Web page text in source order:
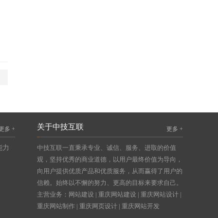
多 +
力
更多 +
关于中技互联
中技互联一直秉承专业、诚信、服务、进取的价值
观，坚持优秀的商业道德，以用户最终价值为导向，
向用户提供优质产品和优质服务，从而赢得了用户的
信赖。始终以不懈的努力、更高的目标来要求自己。
主营业务： 网站建设 | 重庆网站建设 | 重庆网站设计 |
重庆网站制作 | 重庆网页设计 | 重庆网站开发